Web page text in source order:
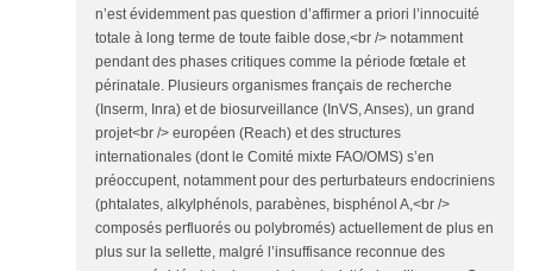
n’est évidemment pas question d’affirmer a priori l’innocuité
totale à long terme de toute faible dose,<br /> notamment
pendant des phases critiques comme la période fœtale et
périnatale. Plusieurs organismes français de recherche
(Inserm, Inra) et de biosurveillance (InVS, Anses), un grand
projet<br /> européen (Reach) et des structures
internationales (dont le Comité mixte FAO/OMS) s’en
préoccupent, notamment pour des perturbateurs endocriniens
(phtalates, alkylphénols, parabènes, bisphénol A,<br />
composés perfluorés ou polybromés) actuellement de plus en
plus sur la sellette, malgré l’insuffisance reconnue des